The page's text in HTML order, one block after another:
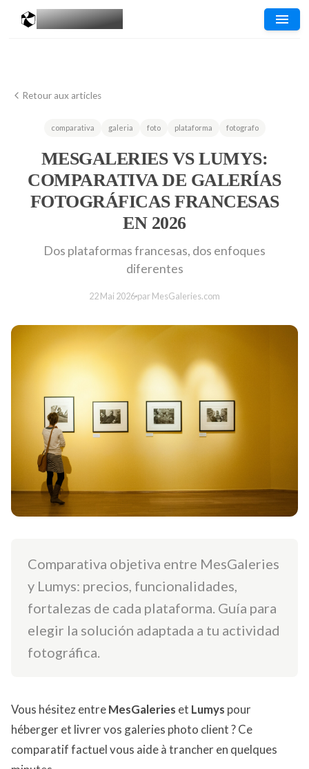
MESGALERIES
Retour aux articles
comparativa galeria foto plataforma fotografo
MESGALERIES VS LUMYS:
COMPARATIVA DE GALERÍAS
FOTOGRÁFICAS FRANCESAS
EN 2026
Dos plataformas francesas, dos enfoques
diferentes
22 Mai 2026 par MesGaleries.com
Comparativa objetiva entre MesGaleries
y Lumys: precios, funcionalidades,
fortalezas de cada plataforma. Guía para
elegir la solución adaptada a tu actividad
fotográfica.
Vous hésitez entreMesGaleries et Lumys pour
héberger et livrer vos galeries photo client ? Ce
comparatif factuel vous aide à trancher en quelques